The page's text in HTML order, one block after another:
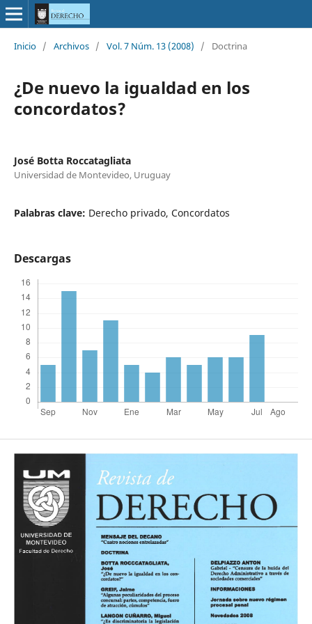
Inicio / Archivos / Vol. 7 Núm. 13 (2008) / Doctrina
¿De nuevo la igualdad en los
concordatos?
José Botta Roccatagliata
Universidad de Montevideo, Uruguay
Palabras clave: Derecho privado, Concordatos
Descargas